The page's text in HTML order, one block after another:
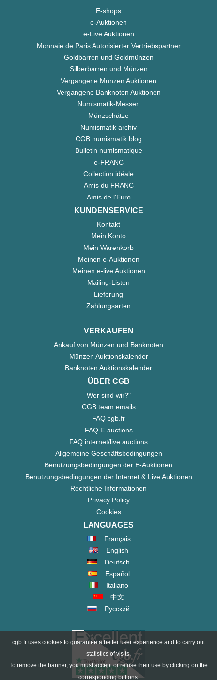
E-shops
e-Auktionen
e-Live Auktionen
Monnaie de Paris Autorisierter Vertriebspartner
Goldbarren und Goldmünzen
Silberbarren und Münzen
Vergangene Münzen Auktionen
Vergangene Banknoten Auktionen
Numismatik-Messen
Münzschätze
Numismatik archiv
CGB numismatik blog
Bulletin numismatique
e-FRANC
Collection idéale
Amis du FRANC
Amis de l'Euro
KUNDENSERVICE
Kontakt
Mein Konto
Mein Warenkorb
Meinen e-Auktionen
Meinen e-live Auktionen
Mailing-Listen
Lieferung
Zahlungsarten
VERKAUFEN
Ankauf von Münzen und Banknoten
Münzen Auktionskalender
Banknoten Auktionskalender
ÜBER CGB
Wer sind wir?"
CGB team emails
FAQ cgb.fr
FAQ E-auctions
FAQ internet/live auctions
Allgemeine Geschäftsbedingungen
Benutzungsbedingungen der E-Auktionen
Benutzungsbedingungen der Internet & Live Auktionen
Rechtliche Informationen
Privacy Policy
Cookies
LANGUAGES
Français
English
Deutsch
Español
Italiano
中文
Русский
cgb.fr uses cookies to guarantee a better user experience and to carry out
statistics of visits.
To remove the banner, you must accept or refuse their use by clicking on the
corresponding buttons.